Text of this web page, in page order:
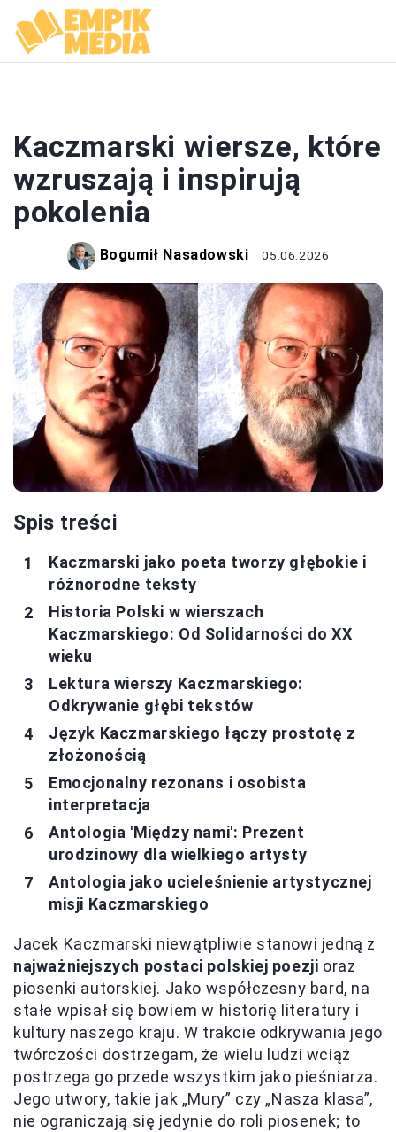
Kaczmarski wiersze, które
wzruszają i inspirują
pokolenia
Bogumił Nasadowski 05.06.2026
Spis treści
Kaczmarski jako poeta tworzy głębokie i
różnorodne teksty
Historia Polski w wierszach
Kaczmarskiego: Od Solidarności do XX
wieku
Lektura wierszy Kaczmarskiego:
Odkrywanie głębi tekstów
Język Kaczmarskiego łączy prostotę z
złożonością
Emocjonalny rezonans i osobista
interpretacja
Antologia 'Między nami': Prezent
urodzinowy dla wielkiego artysty
Antologia jako ucieleśnienie artystycznej
misji Kaczmarskiego
Jacek Kaczmarski niewątpliwie stanowi jedną z
najważniejszych postaci polskiej poezji oraz
piosenki autorskiej. Jako współczesny bard, na
stałe wpisał się bowiem w historię literatury i
kultury naszego kraju. W trakcie odkrywania jego
twórczości dostrzegam, że wielu ludzi wciąż
postrzega go przede wszystkim jako pieśniarza.
Jego utwory, takie jak „Mury” czy „Nasza klasa”,
nie ograniczają się jedynie do roli piosenek; to